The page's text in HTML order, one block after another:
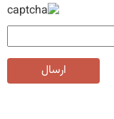
ارسال